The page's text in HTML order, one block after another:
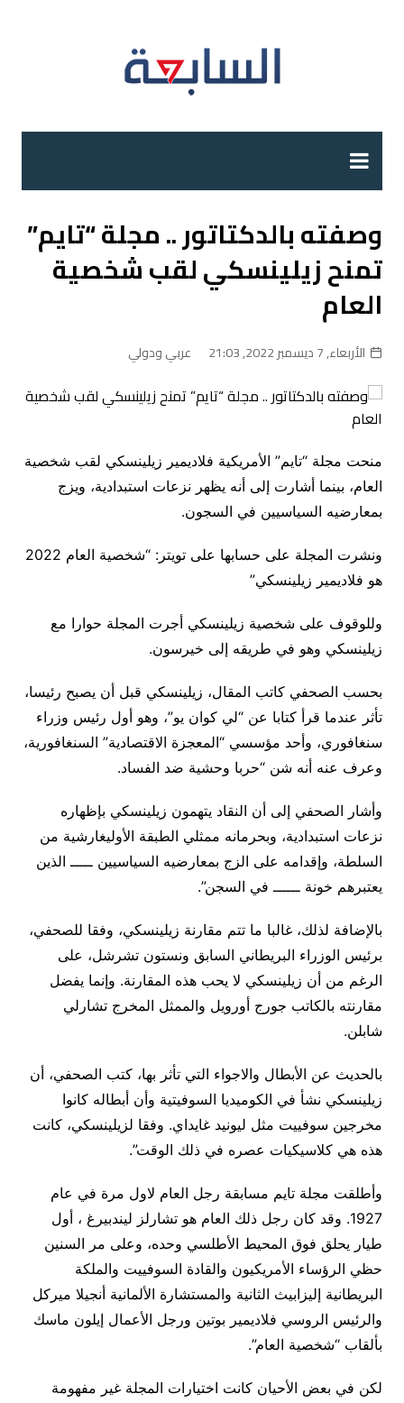
وصفته بالدكتاتور .. مجلة “تايم”
تمنح زيلينسكي لقب شخصية
العام
الأربعاء, 7 ديسمبر 2022, 21:03 عربي ودولي
منحت مجلة “تايم” الأمريكية فلاديمير زيلينسكي لقب شخصية
العام، بينما أشارت إلى أنه يظهر نزعات استبدادية، ويزج
بمعارضيه السياسيين في السجون.
ونشرت المجلة على حسابها على تويتر: “شخصية العام 2022
هو فلاديمير زيلينسكي”
وللوقوف على شخصية زيلينسكي أجرت المجلة حوارا مع
زيلينسكي وهو في طريقه إلى خيرسون.
بحسب الصحفي كاتب المقال، زيلينسكي قبل أن يصبح رئيسا،
تأثر عندما قرأ كتابا عن “لي كوان يو”، وهو أول رئيس وزراء
سنغافوري، وأحد مؤسسي “المعجزة الاقتصادية” السنغافورية،
وعرف عنه أنه شن “حربا وحشية ضد الفساد.
وأشار الصحفي إلى أن النقاد يتهمون زيلينسكي بإظهاره
نزعات استبدادية، وبحرمانه ممثلي الطبقة الأوليغارشية من
السلطة، وإقدامه على الزج بمعارضيه السياسيين ـــــ الذين
يعتبرهم خونة ــــــ في السجن”.
بالإضافة لذلك، غالبا ما تتم مقارنة زيلينسكي، وفقا للصحفي،
برئيس الوزراء البريطاني السابق ونستون تشرشل، على
الرغم من أن زيلينسكي لا يحب هذه المقارنة. وإنما يفضل
مقارنته بالكاتب جورج أورويل والممثل المخرج تشارلي
شابلن.
بالحديث عن الأبطال والاجواء التي تأثر بها، كتب الصحفي، أن
زيلينسكي نشأ في الكوميديا السوفيتية وأن أبطاله كانوا
مخرجين سوفييت مثل ليونيد غايداي. وفقا لزيلينسكي، كانت
هذه هي كلاسيكيات عصره في ذلك الوقت”.
وأطلقت مجلة تايم مسابقة رجل العام لاول مرة في عام
1927. وقد كان رجل ذلك العام هو تشارلز ليندبيرغ ، أول
طيار يحلق فوق المحيط الأطلسي وحده، وعلى مر السنين
حظي الرؤساء الأمريكيون والقادة السوفييت والملكة
البريطانية إليزابيث الثانية والمستشارة الألمانية أنجيلا ميركل
والرئيس الروسي فلاديمير بوتين ورجل الأعمال إيلون ماسك
بألقاب “شخصية العام”.
لكن في بعض الأحيان كانت اختيارات المجلة غير مفهومة